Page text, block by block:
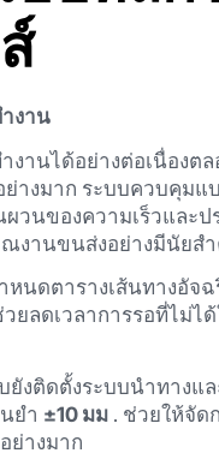
งาน
งานได้อย่างต่อเนื่องต
ย่างมาก ระบบควบคุม
ผวนของความเร็วและ
งานขนส่งอย่างมีนัยส
หนดตารางเส้นทางอัจ
ยลดเวลาการรอที่ไม่
งติดตั้งระบบนำทางแ
ยำ ±10 มม . ช่วยให้จัด
ย่างมาก